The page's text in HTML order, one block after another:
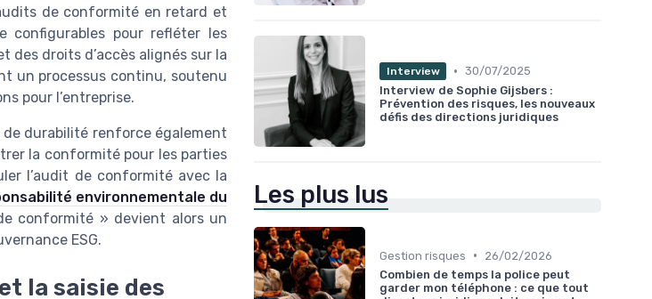
de conformité en retard et
configurables pour refléter les
droits d’accès alignés sur la
un processus continu, soutenu
pour l’entreprise.
durabilité renforce également
la conformité pour les parties
l’audit de conformité avec la
environnementale du
conformité » devient alors un
ESG.
la saisie des
Interview • 30/07/2025
Interview de Sophie Gijsbers :
Prévention des risques, les nouveaux
défis des directions juridiques
Les plus lus
Gestion risques •
26/02/2026
Combien de temps la police peut
garder mon téléphone : ce que tout